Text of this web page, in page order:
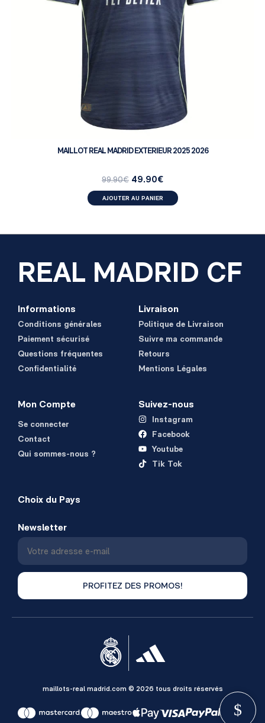
MAILLOT REAL MADRID EXTERIEUR 2025 2026
99.90€ 49.90€
AJOUTER AU PANIER
REAL MADRID CF
Informations
Conditions générales
Paiement sécurisé
Questions fréquentes
Confidentialité
Livraison
Politique de Livraison
Suivre ma commande
Retours
Mentions Légales
Mon Compte
Se connecter
Contact
Qui sommes-nous ?
Suivez-nous
Instagram
Facebook
Youtube
Tik Tok
Choix du Pays
Newsletter
PROFITEZ DES PROMOS!
maillots-real madrid.com © 2026 tous droits réservés